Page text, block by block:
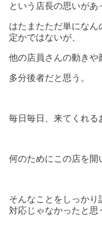
という店長の思いがあ
はたまたただ単にな
定かではないが、
他の店員さんの動きや
多分後者だと思う。
毎日毎日、来てくれる
何のためにこの店を開
そんなことをしっか
対応じゃなかったと思